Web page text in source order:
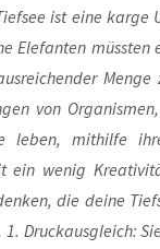
ist eine
Ele­fan­ten müss­ten
von
leben, mit­hil­fe
ein wenig
die dei­ne
Druck­aus­gleich: